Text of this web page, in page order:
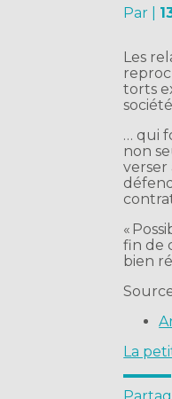
Par
Les
torts
… qui
non
verser
«
fin de
bien
La